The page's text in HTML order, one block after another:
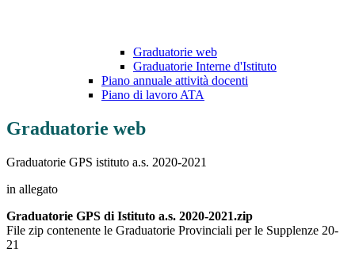
Graduatorie web
Graduatorie Interne d'Istituto
Piano annuale attività docenti
Piano di lavoro ATA
Graduatorie web
Graduatorie GPS istituto a.s. 2020-2021
in allegato
Graduatorie GPS di Istituto a.s. 2020-2021.zip
File zip contenente le Graduatorie Provinciali per le Supplenze 20-
21